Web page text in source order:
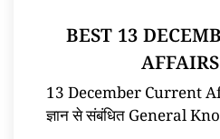
BEST 13
13 December Current
ज्ञान से संबंधित General